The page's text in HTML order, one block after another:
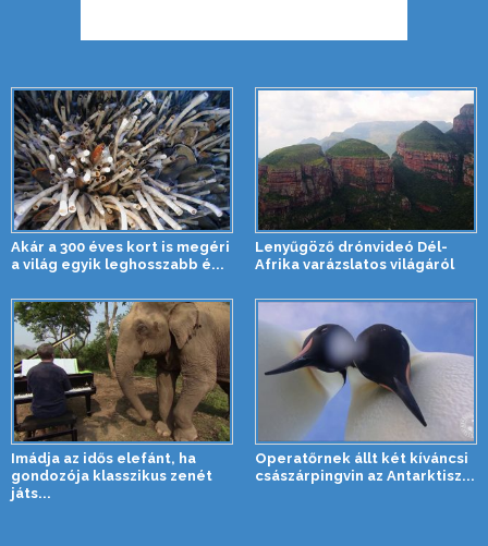
Akár a 300 éves kort is megéri
a világ egyik leghosszabb é...
Lenyűgöző drónvideó Dél-
Afrika varázslatos világáról
Imádja az idős elefánt, ha
gondozója klasszikus zenét
játs...
Operatőrnek állt két kíváncsi
császárpingvin az Antarktisz...